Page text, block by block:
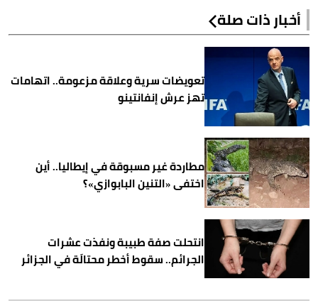
أخبار ذات صلة
تعويضات سرية وعلاقة مزعومة.. اتهامات
تهز عرش إنفانتينو
مطاردة غير مسبوقة في إيطاليا.. أين
اختفى «التنين البابوازي»؟
انتحلت صفة طبيبة ونفذت عشرات
الجرائم.. سقوط أخطر محتالَة في الجزائر